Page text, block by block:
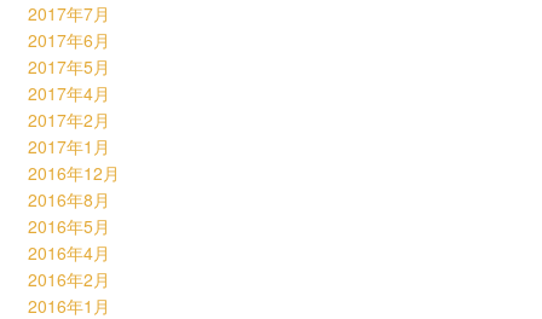
2017年7月
2017年6月
2017年5月
2017年4月
2017年2月
2017年1月
2016年12月
2016年8月
2016年5月
2016年4月
2016年2月
2016年1月